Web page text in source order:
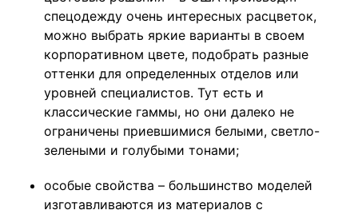
спецодежду очень интересных расцветок,
можно выбрать яркие варианты в своем
корпоративном цвете, подобрать разные
оттенки для определенных отделов или
уровней специалистов. Тут есть и
классические гаммы, но они далеко не
ограничены приевшимися белыми, светло-
зелеными и голубыми тонами;
особые свойства – большинство моделей
изготавливаются из материалов с